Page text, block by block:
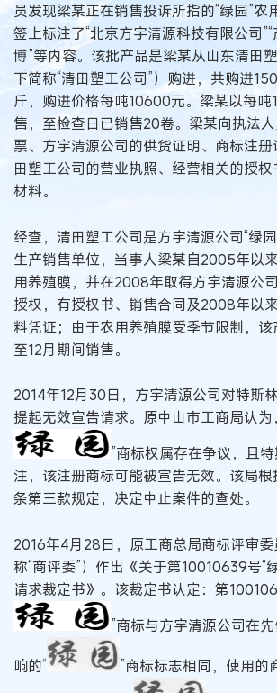
员发现梁某正在销售投诉所指的“绿园”农
签上标注了“北京方宇清源科技有限公司
博”等内容。该批产品是梁某从山东清田
下简称“清田塑工公司”）购进，共购进
斤，购进价格每吨10600元。梁某以每吨
售，至检查日已销售20卷。梁某向执法
票、方宇清源公司的供货证明、商标注
田塑工公司的营业执照、经营相关的授
材料。
经查，清田塑工公司是方宇清源公司“绿
生产销售单位，当事人梁某自2005年以
用养殖膜，并在2008年取得方宇清源公
授权，有授权书、销售合同及2008年以
料凭证；由于农用养殖膜受季节限制，该
至12月期间销售。
2014年12月30日，方宇清源公司对特斯
提起无效宣告请求。原中山市工商局认为
”商标权属存在争议，且
注，该注册商标可能被宣告无效。该局
条第三款规定，决定中止案件的查处。
2016年4月28日，原工商总局商标评审
称“商评委”）作出《关于第10010639号“
请求裁定书》。该裁定书认定：第
”商标与方宇清源公司在
响的“ ”商标标志相同，使用的